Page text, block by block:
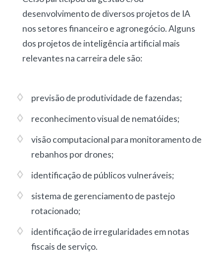
desenvolvimento de diversos projetos de IA
nos setores financeiro e agronegócio. Alguns
dos projetos de inteligência artificial mais
relevantes na carreira dele são:
previsão de produtividade de fazendas;
reconhecimento visual de nematóides;
visão computacional para monitoramento de
rebanhos por drones;
identificação de públicos vulneráveis;
sistema de gerenciamento de pastejo
rotacionado;
identificação de irregularidades em notas
fiscais de serviço.